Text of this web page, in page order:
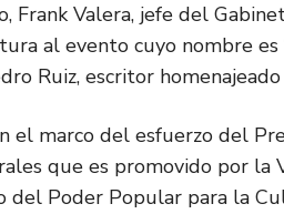
Frank Valera, jefe del
al evento cuyo nombre es
Ruiz, escritor
el marco del esfuerzo del
que es promovido por la
Poder Popular para la